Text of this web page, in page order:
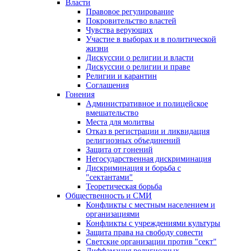
Власти
Правовое регулирование
Покровительство властей
Чувства верующих
Участие в выборах и в политической
жизни
Дискуссии о религии и власти
Дискуссии о религии и праве
Религии и карантин
Соглашения
Гонения
Административное и полицейское
вмешательство
Места для молитвы
Отказ в регистрации и ликвидация
религиозных объединений
Защита от гонений
Негосударственная дискриминация
Дискриминация и борьба с
"сектантами"
Теоретическая борьба
Общественность и СМИ
Конфликты с местным населением и
организациями
Конфликты с учреждениями культуры
Защита права на свободу совести
Светские организации против "сект"